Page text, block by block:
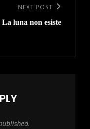
Post
NEXT POST
La luna non esiste